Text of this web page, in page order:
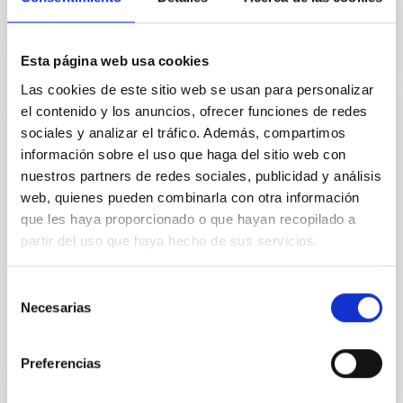
Esta página web usa cookies
Las cookies de este sitio web se usan para personalizar
el contenido y los anuncios, ofrecer funciones de redes
sociales y analizar el tráfico. Además, compartimos
información sobre el uso que haga del sitio web con
nuestros partners de redes sociales, publicidad y análisis
web, quienes pueden combinarla con otra información
que les haya proporcionado o que hayan recopilado a
partir del uso que haya hecho de sus servicios.
Necesarias
Preferencias
CONVENIO
Acuerdo de cooperación en astrofísica,
instalación y operación de dos telescopios
PIRATE y COAST
Facilitar el desarrollo de la cooperación en el campo